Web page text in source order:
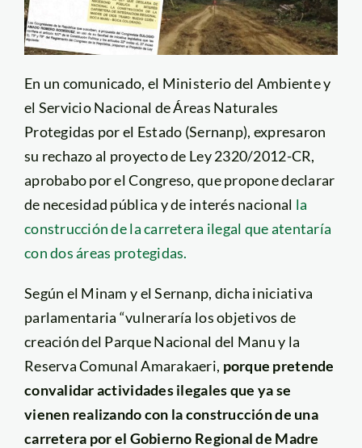
En un comunicado, el Ministerio del Ambiente y
el Servicio Nacional de Áreas Naturales
Protegidas por el Estado (Sernanp), expresaron
su rechazo al proyecto de Ley 2320/2012-CR,
aprobabo por el Congreso, que propone declarar
de necesidad pública y de interés nacional la
construcción de la carretera ilegal que atentaría
con dos áreas protegidas.
Según el Minam y el Sernanp, dicha iniciativa
parlamentaria “vulneraría los objetivos de
creación del Parque Nacional del Manu y la
Reserva Comunal Amarakaeri, porque pretende
convalidar actividades ilegales que ya se
vienen realizando con la construcción de una
carretera por el Gobierno Regional de Madre